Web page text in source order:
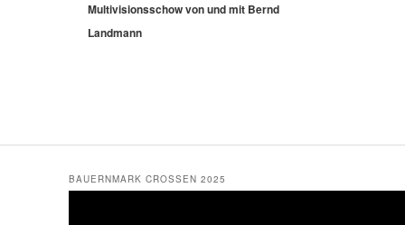
Multivisionsschow von und mit Bernd
Landmann
BAUERNMARK CROSSEN 2025